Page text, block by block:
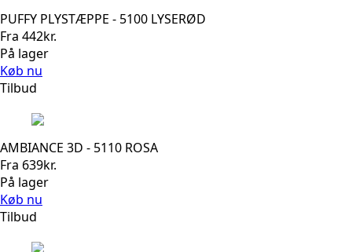
PUFFY PLYSTÆPPE - 5100 LYSERØD
Fra 442kr.
På lager
Køb nu
Tilbud
AMBIANCE 3D - 5110 ROSA
Fra 639kr.
På lager
Køb nu
Tilbud